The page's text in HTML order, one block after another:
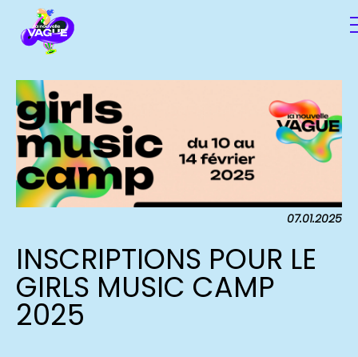
07.01.2025
INSCRIPTIONS POUR LE
GIRLS MUSIC CAMP
2025